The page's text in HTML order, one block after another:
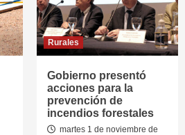
Rurales
Gobierno presentó
acciones para la
prevención de
incendios forestales
martes 1 de noviembre de